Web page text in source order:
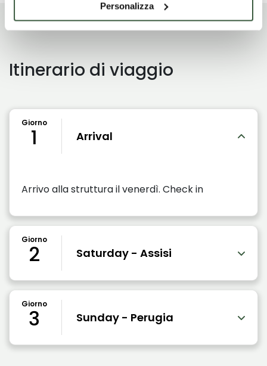
Personalizza
Itinerario di viaggio
Giorno
1 Arrival
Arrivo alla struttura il venerdì. Check in
Giorno
2 Saturday - Assisi
Giorno
3 Sunday - Perugia